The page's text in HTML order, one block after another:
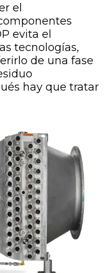
el
evita el
tecnologías,
de una fase
hay que tratar